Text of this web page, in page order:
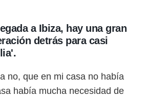
a Ibiza, hay una gran
detrás para casi
no, que en mi casa no había
había mucha necesidad de